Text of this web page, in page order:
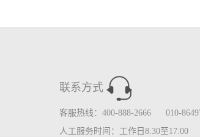
联系方式
客服热线：400-888-2666 010-
人工服务时间：工作日8:30至17:00